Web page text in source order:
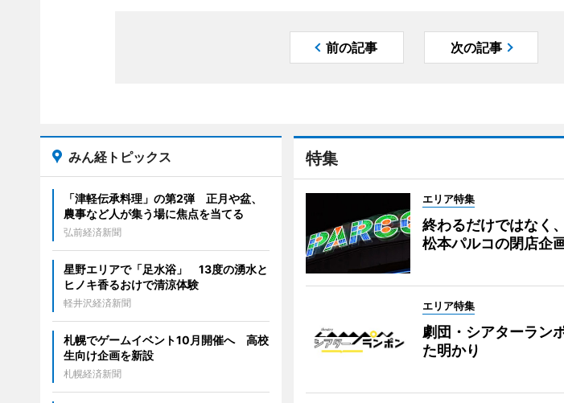
前の記事 次の記事
特集
エリア特集
終わるだけではなく
松本パルコの閉店企
エリア特集
劇団・シアターラン
た明かり
みん経トピックス
「津軽伝承料理」の第2弾 正月や盆、
農事など人が集う場に焦点を当てる
弘前経済新聞
星野エリアで「足水浴」 13度の湧水と
ヒノキ香るおけで清涼体験
軽井沢経済新聞
札幌でゲームイベント10月開催へ 高校
生向け企画を新設
札幌経済新聞